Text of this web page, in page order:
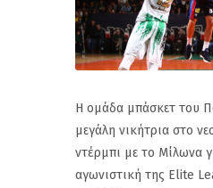
Η ομάδα μπάσκετ του
μεγάλη νικήτρια στο
ντέρμπι με το Μίλωνα
αγωνιστική της Elite